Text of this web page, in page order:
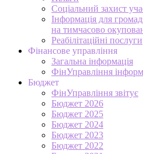
Соціальний захист
Інформація для
на тимчасово
Реабілітаційні послуги
Фінансове управління
Загальна інформація
ФінУправління
Бюджет
ФінУправління звітує
Бюджет 2026
Бюджет 2025
Бюджет 2024
Бюджет 2023
Бюджет 2022